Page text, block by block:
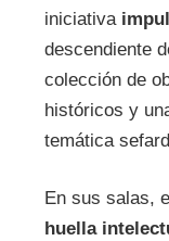
iniciativa
descendiente
colección de
históricos y
temática
En sus salas,
huella